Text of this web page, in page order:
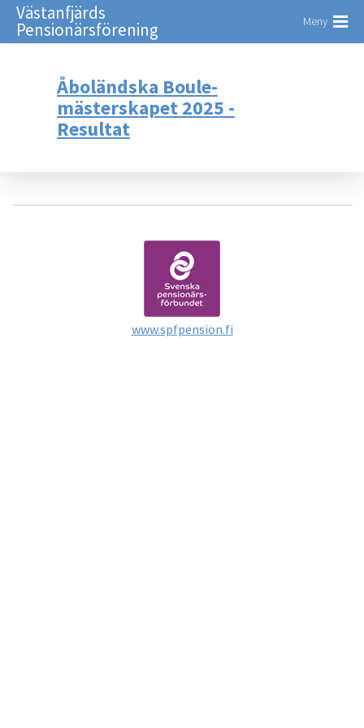
Västanfjärds
Pensionärsförening Meny
Åboländska Boule-
mästerskapet 2025 -
Resultat
www.spfpension.fi